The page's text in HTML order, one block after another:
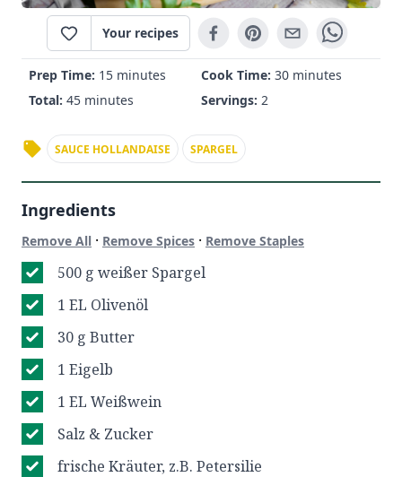
Your recipes
Prep Time: 15 minutes Cook Time: 30 minutes
Total: 45 minutes Servings: 2
SAUCE HOLLANDAISE SPARGEL
Ingredients
Remove All · Remove Spices · Remove Staples
500 g weißer Spargel
1 EL Olivenöl
30 g Butter
1 Eigelb
1 EL Weißwein
Salz & Zucker
frische Kräuter, z.B. Petersilie